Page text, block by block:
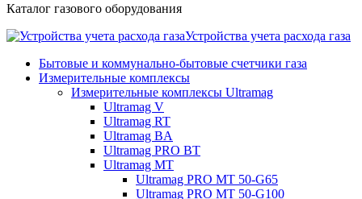
Каталог газового оборудования
Устройства учета расхода газа
Бытовые и коммунально-бытовые счетчики газа
Измерительные комплексы
Измерительные комплексы Ultramag
Ultramag V
Ultramag RT
Ultramag BA
Ultramag PRO BT
Ultramag MT
Ultramag PRO MT 50-G65
Ultramag PRO MT 50-G100